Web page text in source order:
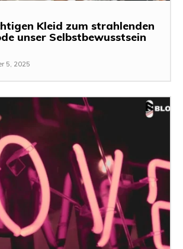
Kleid zum strahlenden
unser Selbstbewusstsein
5, 2025